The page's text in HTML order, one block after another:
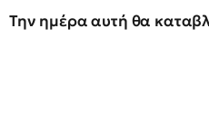
Την ημέρα αυτή θα